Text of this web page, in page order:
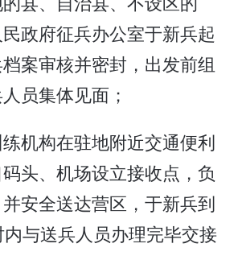
政府征兵办公室于新兵起
案审核并密封，出发前组
员集体见面；
练机构在驻地附近交通便利
头、机场设立接收点，负
安全送达营区，于新兵到
与送兵人员办理完毕交接